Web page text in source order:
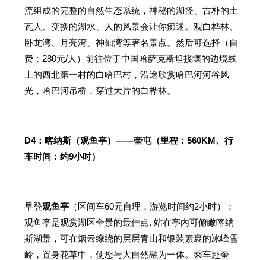
流组成的完整的自然生态系统，神秘的湖怪、古朴的土
瓦人、变换的湖水、人的风景会让你痴迷。观白桦林、
卧龙湾、月亮湾、神仙湾等著名景点。然后可选择（自
费：280元/人）前往位于中国哈萨克斯坦接壤的边境线
上的西北第一村的白哈巴村，沿途欣赏哈巴河河谷风
光，哈巴河吊桥，穿过大片的白桦林。
D4：喀纳斯（观鱼亭）——奎屯（里程： 560KM、行
车时间：约9小时）
早登观鱼亭 （区间车60元自理，游览时间约2小时）：
观鱼亭是观赏湖区全景的最佳点. 站在亭内可俯瞰喀纳
斯湖景，可在烟云缭绕的层层青山和银装素裹的冰峰雪
岭，置身花草中，使您与大自然融为一体。乘车赴奎